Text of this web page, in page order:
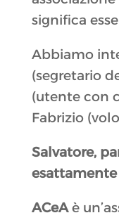
significa
Abbiamo
(segretario
(utente con
Fabrizio
Salvatore,
esattamente
ACeAè